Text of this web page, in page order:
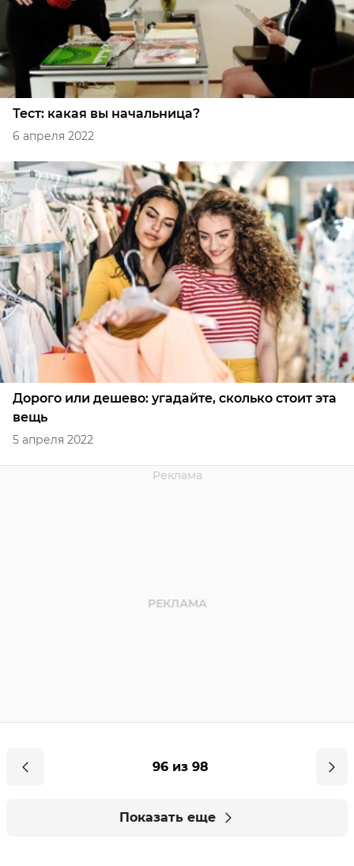
Тест: какая вы начальница?
6 апреля 2022
Дорого или дешево: угадайте, сколько стоит эта
вещь
5 апреля 2022
96 из 98
Показать еще